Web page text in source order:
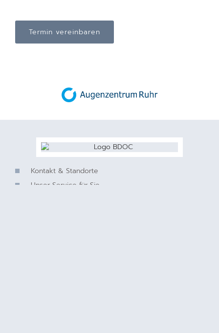
Termin vereinbaren
Kontakt & Standorte
Unser Service für Sie